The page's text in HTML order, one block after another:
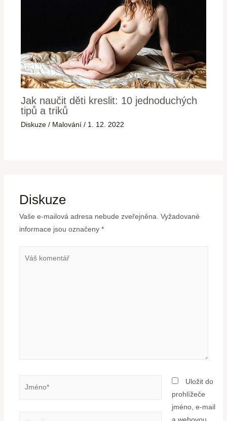
Jak naučit děti kreslit: 10 jednoduchých
tipů a triků
Diskuze / Malování / 1. 12. 2022
Diskuze
Vaše e-mailová adresa nebude zveřejněna. Vyžadované
informace jsou označeny *
Uložit do
prohlížeče
jméno, e-mail
a webovou